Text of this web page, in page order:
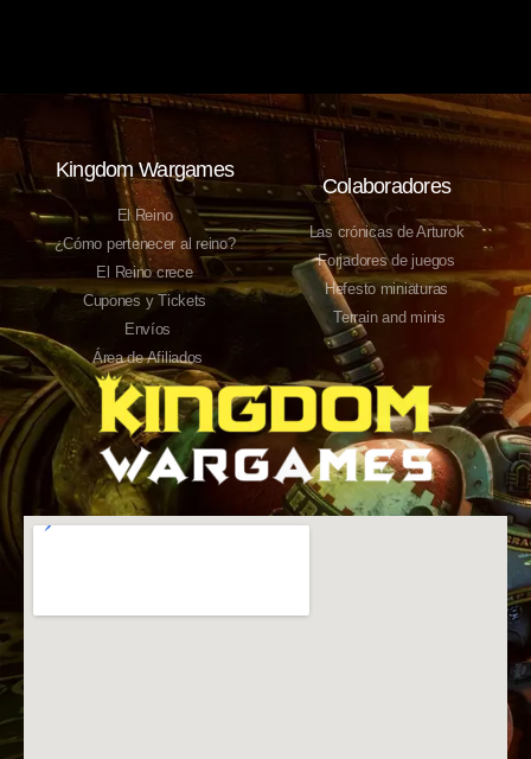
Kingdom Wargames
El Reino
¿Cómo pertenecer al reino?
El Reino crece
Cupones y Tickets
Envíos
Área de Afiliados
Colaboradores
Las crónicas de Arturok
Forjadores de juegos
Hefesto miniaturas
Terrain and minis